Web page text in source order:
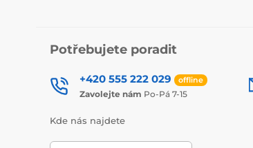
Potřebujete poradit
+420 555 222 029 offline
Zavolejte nám Po-Pá 7-15
Kde nás najdete